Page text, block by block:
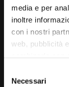
media e per
inoltre
con i nostri
web, pubblicità
mera chiusura
Selection
Necessari
Via Giuditta
(+39) 031
Sabato: